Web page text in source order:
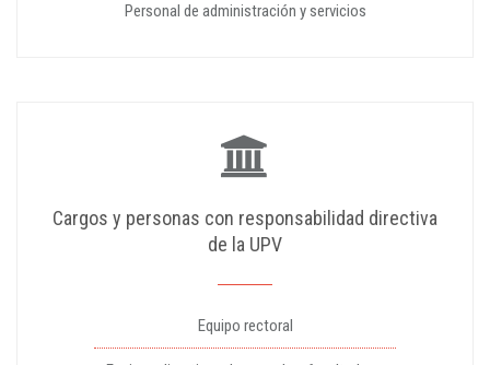
Personal de administración y servicios
Cargos y personas con responsabilidad directiva
de la UPV
Equipo rectoral